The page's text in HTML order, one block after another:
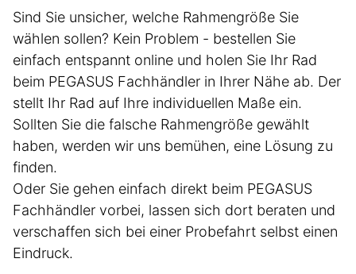
Sind Sie unsicher, welche Rahmengröße Sie
wählen sollen? Kein Problem - bestellen Sie
einfach entspannt online und holen Sie Ihr Rad
beim PEGASUS Fachhändler in Ihrer Nähe ab. Der
stellt Ihr Rad auf Ihre individuellen Maße ein.
Sollten Sie die falsche Rahmengröße gewählt
haben, werden wir uns bemühen, eine Lösung zu
finden.
Oder Sie gehen einfach direkt beim PEGASUS
Fachhändler vorbei, lassen sich dort beraten und
verschaffen sich bei einer Probefahrt selbst einen
Eindruck.